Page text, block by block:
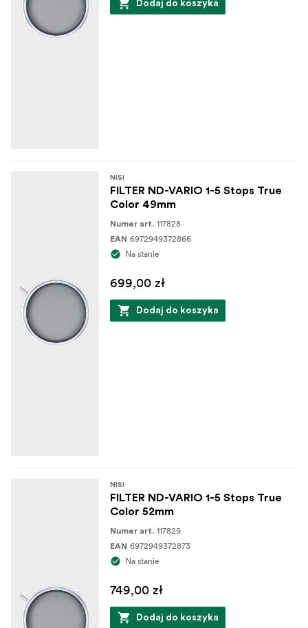
Dodaj do koszyka
NISI
FILTER ND-VARIO 1-5 Stops True
Color 49mm
Numer art. 117828
EAN 6972949372866
Na stanie
699,00 zł
Dodaj do koszyka
NISI
FILTER ND-VARIO 1-5 Stops True
Color 52mm
Numer art. 117829
EAN 6972949372873
Na stanie
749,00 zł
Dodaj do koszyka